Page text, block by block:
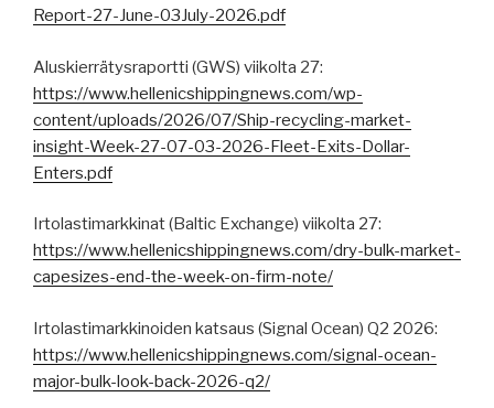
Report-27-June-03July-2026.pdf
Aluskierrätysraportti (GWS) viikolta 27:
https://www.hellenicshippingnews.com/wp-
content/uploads/2026/07/Ship-recycling-market-
insight-Week-27-07-03-2026-Fleet-Exits-Dollar-
Enters.pdf
Irtolastimarkkinat (Baltic Exchange) viikolta 27:
https://www.hellenicshippingnews.com/dry-bulk-market-
capesizes-end-the-week-on-firm-note/
Irtolastimarkkinoiden katsaus (Signal Ocean) Q2 2026:
https://www.hellenicshippingnews.com/signal-ocean-
major-bulk-look-back-2026-q2/